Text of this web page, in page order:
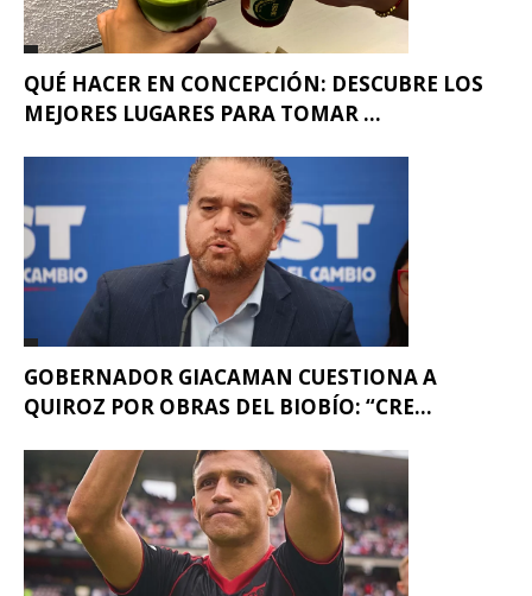
QUÉ HACER EN CONCEPCIÓN: DESCUBRE LOS
MEJORES LUGARES PARA TOMAR ...
GOBERNADOR GIACAMAN CUESTIONA A
QUIROZ POR OBRAS DEL BIOBÍO: “CRE...